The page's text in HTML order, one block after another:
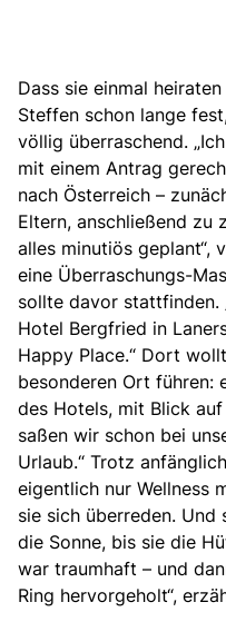
Dass sie einmal
Steffen schon lange
völlig überraschend.
mit einem Antrag
nach Österreich –
Eltern, anschließend zu
alles minutiös geplant“,
eine Überraschungs-
sollte davor stattfinden.
Hotel Bergfried in
Happy Place.“ Dort
besonderen Ort führen:
des Hotels, mit Blick
saßen wir schon bei
Urlaub.“ Trotz
eigentlich nur Wellness
sie sich überreden.
die Sonne, bis sie die
war traumhaft – und
Ring hervorgeholt“,